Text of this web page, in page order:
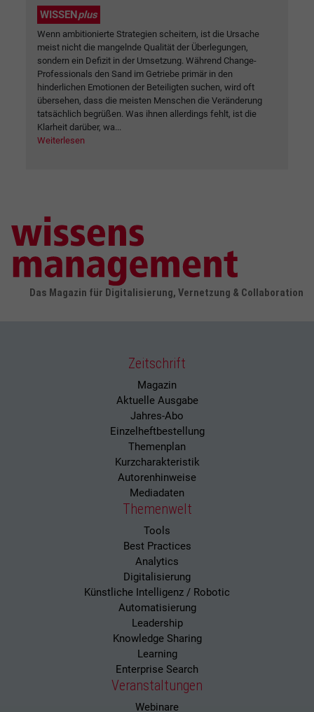
WISSENplus
Wenn ambitionierte Strategien scheitern, ist die Ursache
meist nicht die mangelnde Qualität der Überlegungen,
sondern ein Defizit in der Umsetzung. Während Change-
Professionals den Sand im Getriebe primär in den
hinderlichen Emotionen der Beteiligten suchen, wird oft
übersehen, dass die meisten Menschen die Veränderung
tatsächlich begrüßen. Was ihnen allerdings fehlt, ist die
Klarheit darüber, wa...
Weiterlesen
Das Magazin für Digitalisierung, Vernetzung & Collaboration
Zeitschrift
Magazin
Aktuelle Ausgabe
Jahres-Abo
Einzelheftbestellung
Themenplan
Kurzcharakteristik
Autorenhinweise
Mediadaten
Themenwelt
Tools
Best Practices
Analytics
Digitalisierung
Künstliche Intelligenz / Robotic
Automatisierung
Leadership
Knowledge Sharing
Learning
Enterprise Search
Veranstaltungen
Webinare